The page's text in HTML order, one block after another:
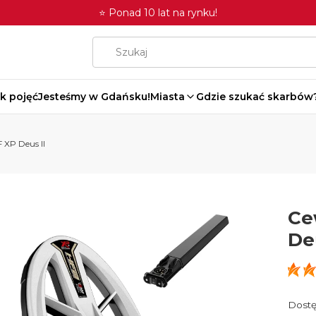
⭐ Ponad 10 lat na rynku!
pojęćJesteśmy w Gdańsku!Miasta Gdzie szukać
XP Deus II